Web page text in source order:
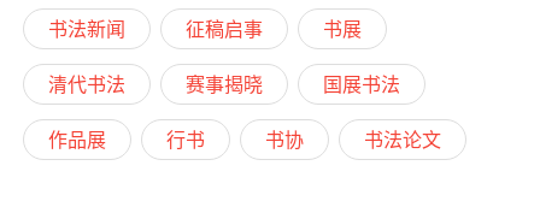
书法新闻 征稿启事 书展
清代书法 赛事揭晓 国展书法
作品展 行书 书协 书法论文